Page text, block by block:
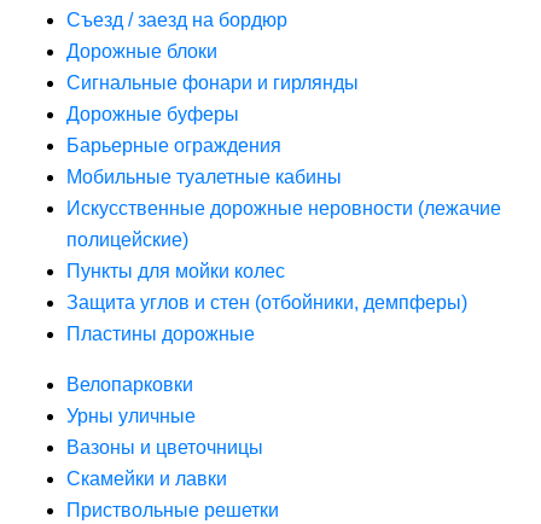
Съезд / заезд на бордюр
Дорожные блоки
Сигнальные фонари и гирлянды
Дорожные буферы
Барьерные ограждения
Мобильные туалетные кабины
Искусственные дорожные неровности (лежачие
полицейские)
Пункты для мойки колес
Защита углов и стен (отбойники, демпферы)
Пластины дорожные
Велопарковки
Урны уличные
Вазоны и цветочницы
Скамейки и лавки
Приствольные решетки